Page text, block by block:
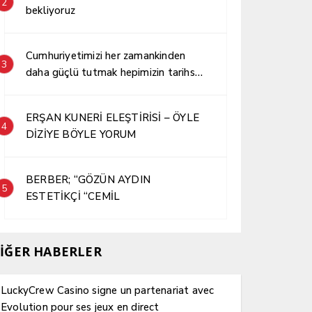
bekliyoruz
3
Cumhuriyetimizi her zamankinden
daha güçlü tutmak hepimizin tarihsel
4
ERŞAN KUNERİ ELEŞTİRİSİ – ÖYLE
DİZİYE BÖYLE YORUM
5
BERBER; “GÖZÜN AYDIN
ESTETİKÇİ “CEMİL
HABERLER
LuckyCrew Casino signe un partenariat avec
Evolution pour ses jeux en direct